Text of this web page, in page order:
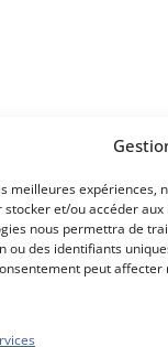
meilleures expériences,
stocker et/ou accéder
nous permettra de
ou des identifiants
peut